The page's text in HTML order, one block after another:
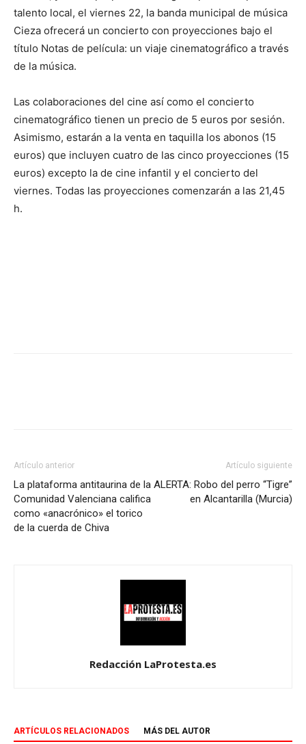
talento local, el viernes 22, la banda municipal de música
Cieza ofrecerá un concierto con proyecciones bajo el
título Notas de película: un viaje cinematográfico a través
de la música.
Las colaboraciones del cine así como el concierto
cinematográfico tienen un precio de 5 euros por sesión.
Asimismo, estarán a la venta en taquilla los abonos (15
euros) que incluyen cuatro de las cinco proyecciones (15
euros) excepto la de cine infantil y el concierto del
viernes. Todas las proyecciones comenzarán a las 21,45
h.
Artículo anterior
La plataforma antitaurina de la
Comunidad Valenciana califica
como «anacrónico» el torico
de la cuerda de Chiva
Artículo siguiente
ALERTA: Robo del perro “Tigre”
en Alcantarilla (Murcia)
Redacción LaProtesta.es
ARTÍCULOS RELACIONADOS MÁS DEL AUTOR